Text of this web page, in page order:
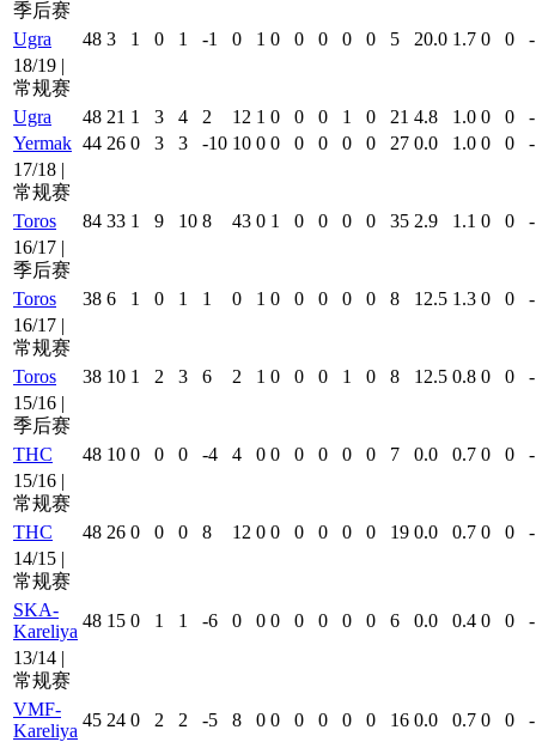
季后赛
Ugra
48 3 1 0 1 -1 0 1 0 0 0 0 0 5 20.0 1.7 0 0
-
18/19 |
常规赛
Ugra
48 21 1 3 4 2 12 1 0 0 0 1 0 21 4.8 1.0 0 0
-
Yermak 44 26 0 3 3 -10 10 0 0 0 0 0 0 27 0.0 1.0 0 0
-
17/18 |
常规赛
Toros
84 33 1 9 10 8 43 0 1 0 0 0 0 35 2.9 1.1 0 0
-
16/17 |
季后赛
Toros
38 6 1 0 1 1 0 1 0 0 0 0 0 8 12.5 1.3 0 0
-
16/17 |
常规赛
Toros
38 10 1 2 3 6 2 1 0 0 0 1 0 8 12.5 0.8 0 0
-
15/16 |
季后赛
THC
48 10 0 0 0 -4 4 0 0 0 0 0 0 7 0.0 0.7 0 0
-
15/16 |
常规赛
THC
48 26 0 0 0 8 12 0 0 0 0 0 0 19 0.0 0.7 0 0
-
14/15 |
常规赛
SKA-
Kareliya
48 15 0 1 1 -6 0 0 0 0 0 0 0 6 0.0 0.4 0 0
-
13/14 |
常规赛
VMF-
Kareliya
45 24 0 2 2 -5 8 0 0 0 0 0 0 16 0.0 0.7 0 0 -